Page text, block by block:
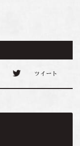
ツイート